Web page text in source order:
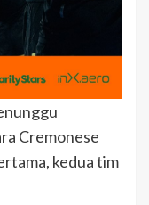
Cremonese
kedua tim